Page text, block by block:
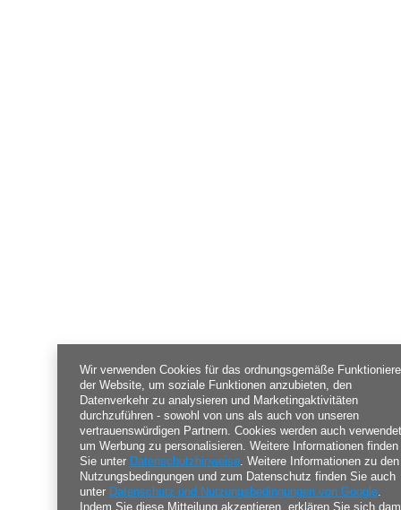
Wir verwenden Cookies für das ordnungsgemäße
der Website, um soziale Funktionen anzubieten, den
Datenverkehr zu analysieren und Marketingaktivitäten
durchzuführen - sowohl von uns als auch von unseren
vertrauenswürdigen Partnern. Cookies werden auch
um Werbung zu personalisieren. Weitere Informationen finden
Sie unter Datenschutzhinweise. Weitere Informationen zu den
Nutzungsbedingungen und zum Datenschutz finden Sie auch
unter Datenschutz und Nutzungsbedingungen von Google.
Indem Sie diese Mitteilung akzeptieren, erklären Sie sich